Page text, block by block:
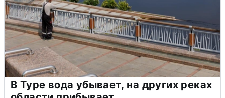
В Туре вода убывает, на других реках